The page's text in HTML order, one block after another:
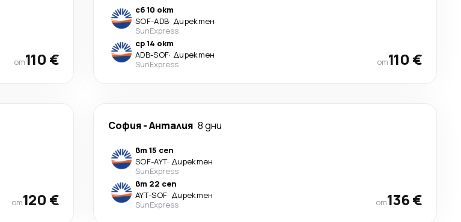
от110 €
сб 10 окт
SOF-ADB· Директен
SunExpress
ср 14 окт
ADB-SOF· Директен
SunExpress
от110 €
от120 €
София-Анталия 8 дни
вт 15 сеп
SOF-AYT· Директен
SunExpress
вт 22 сеп
AYT-SOF· Директен
SunExpress
от136 €